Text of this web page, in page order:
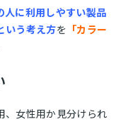
人に利用しやすい製品
いう考え方を 「カラー
、女性用か見分けられ